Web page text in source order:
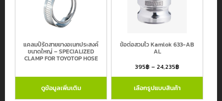
สายยางอุตสาหกรรม
สายยางรดน้ำต้นไม้ และ สายยางเกษตร
สายไฮดรอลิค
สายเฟล็กซ์สเตนเลส
ข้อต่อขนิดต่างๆ
สายยางและข้อต่ออื่นๆ
แคลมป์รัดสายยางอเนกประสงค์
ขนาดใหญ่ – SPECIALIZED
CLAMP FOR TOYOTOP HOSE
ดูข้อมูลเพิ่มเติม
ข้อต่อสวมไว Kamlok 633-AB
AL
395฿ – 24,235฿
เลือกรูปแบบสินค้า